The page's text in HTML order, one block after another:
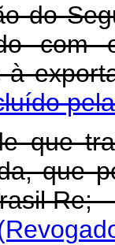
do
com
que
que
Brasil